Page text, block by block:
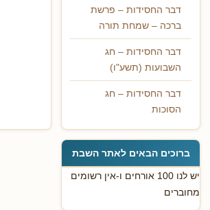
דבר החסידות – פרשת
ברכה – שמחת תורה
דבר החסידות – חג
השבועות (תשע"ו)
דבר החסידות – חג
הסוכות
ברוכים הבאים לאתר השבת
יש לנו 100 אורחים ו-אין רשומים
מחוברים